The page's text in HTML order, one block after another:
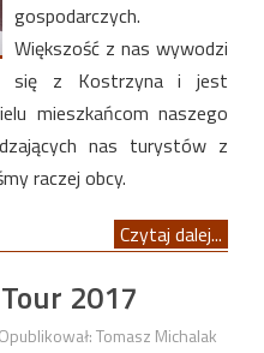
gospodarczych.
Większość z nas wywodzi
się z Kostrzyna i jest
mieszkańcom naszego
nas turystów z
raczej obcy.
Czytaj dalej...
2017
Opublikował: Tomasz Michalak